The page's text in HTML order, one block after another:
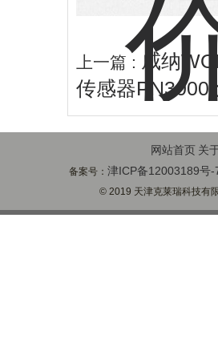
上一篇 : 威纳
传感器PN3000
网站首页 关
备案号：津ICP备12003189号-
© 2019 天津克莱瑞科技有